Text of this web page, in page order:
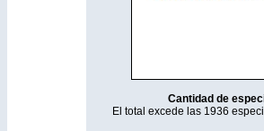
Cantidad de
El total excede las 1936